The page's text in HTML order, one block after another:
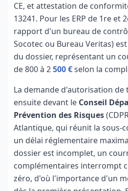
CE, et attestation de
13241. Pour les ERP de 1re et
rapport d'un bureau de
Socotec ou Bureau Veritas)
du dossier, représentant un
de 800 à 2500 €selon la
La demande d'autorisation de
ensuite devant le Conseil
Prévention des Risques
Atlantique, qui réunit la sous-
un délai réglementaire
dossier est incomplet, un
complémentaires interrompt
zéro, d'où l'importance d'un